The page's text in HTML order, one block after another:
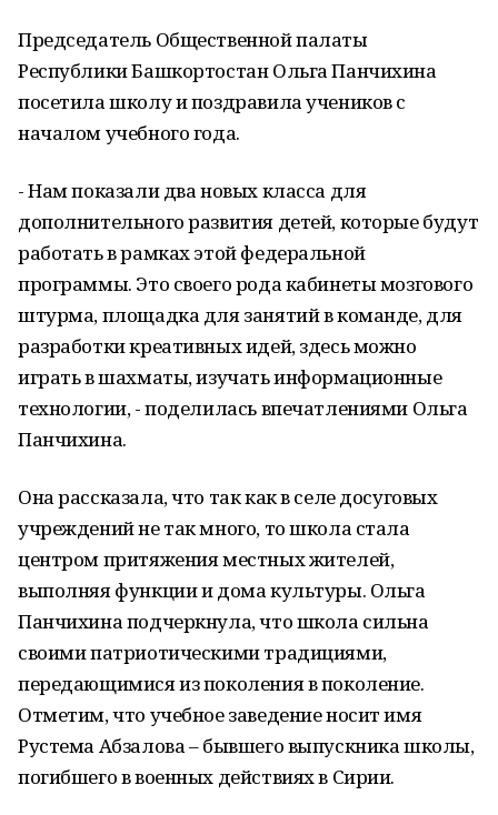
Председатель Общественной палаты
Республики Башкортостан Ольга Панчихина
посетила школу и поздравила учеников с
началом учебного года.
- Нам показали два новых класса для
дополнительного развития детей, которые будут
работать в рамках этой федеральной
программы. Это своего рода кабинеты мозгового
штурма, площадка для занятий в команде, для
разработки креативных идей, здесь можно
играть в шахматы, изучать информационные
технологии, - поделилась впечатлениями Ольга
Панчихина.
Она рассказала, что так как в селе досуговых
учреждений не так много, то школа стала
центром притяжения местных жителей,
выполняя функции и дома культуры. Ольга
Панчихина подчеркнула, что школа сильна
своими патриотическими традициями,
передающимися из поколения в поколение.
Отметим, что учебное заведение носит имя
Рустема Абзалова – бывшего выпускника школы,
погибшего в военных действиях в Сирии.